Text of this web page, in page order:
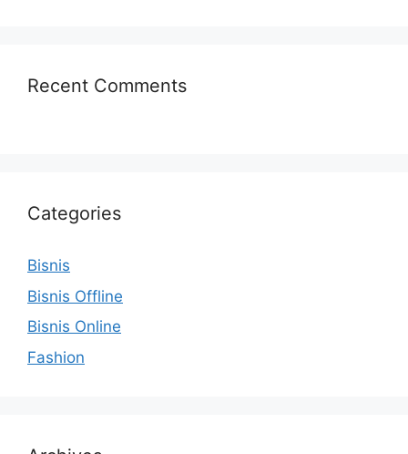
Recent Comments
Categories
Bisnis
Bisnis Offline
Bisnis Online
Fashion